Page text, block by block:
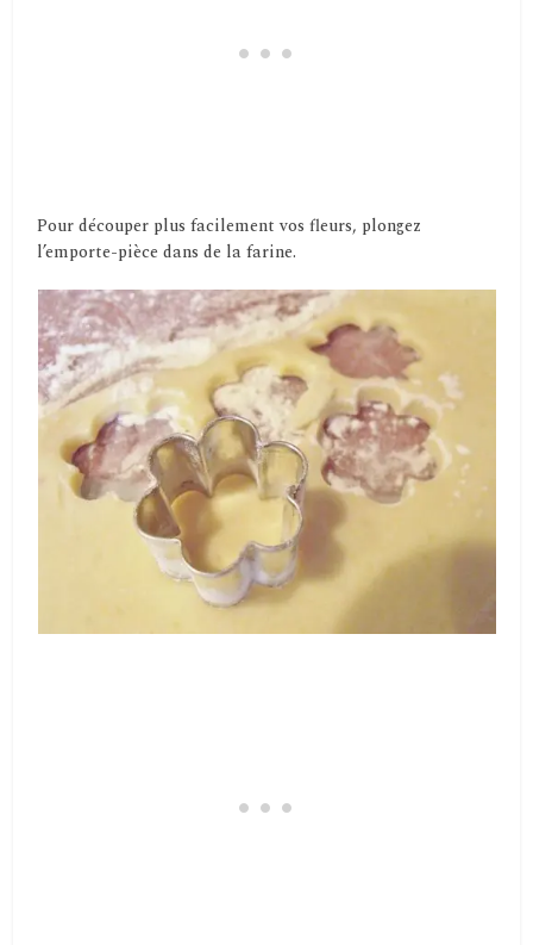
Pour découper plus facilement vos fleurs, plongez
l’emporte-pièce dans de la farine.